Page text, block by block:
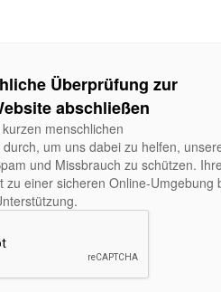
Überprüfung zur
abschließen
menschlichen
um uns dabei zu helfen,
und Missbrauch zu schützen. Ihre
zu einer sicheren Online-Umgebung